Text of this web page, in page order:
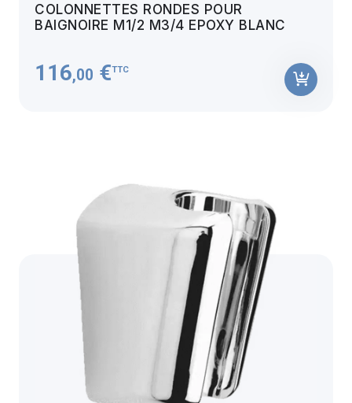
COLONNETTES RONDES POUR
BAIGNOIRE M1/2 M3/4 EPOXY BLANC
116,00 €TTC